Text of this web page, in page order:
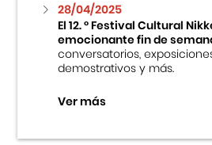
Fondo Editorial
Teatro Peruano Japonés
28/04/2025
El 12. ° Festival Cultural
emocionante fin de
conversatorios,
demostrativos y más.
Ver más